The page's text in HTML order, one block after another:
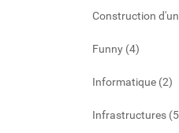
Construction
Funny (4)
Informatique (2)
Infrastructures